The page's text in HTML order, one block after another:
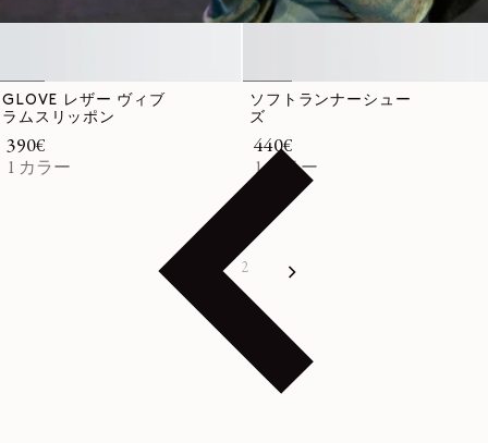
GLOVE レザー ヴィブ
ラムスリッポン
通常価格
390€
1 カラー
ソフトランナーシュー
ズ
通常価格
440€
1 カラー
2